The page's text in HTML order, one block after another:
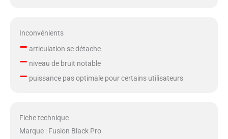
Inconvénients
– articulation se détache
– niveau de bruit notable
– puissance pas optimale pour certains utilisateurs
Fiche technique
Marque : Fusion Black Pro